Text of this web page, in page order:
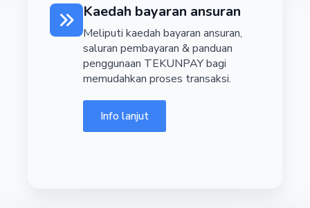
Kaedah bayaran ansuran
Meliputi kaedah bayaran ansuran,
saluran pembayaran & panduan
penggunaan TEKUNPAY bagi
memudahkan proses transaksi.
Info lanjut